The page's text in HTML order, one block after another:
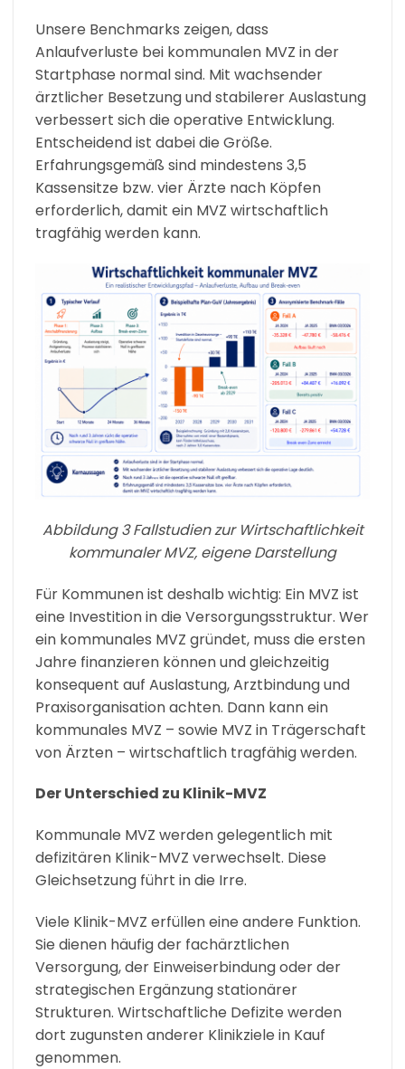
Unsere Benchmarks zeigen, dass
Anlaufverluste bei kommunalen MVZ in der
Startphase normal sind. Mit wachsender
ärztlicher Besetzung und stabilerer Auslastung
verbessert sich die operative Entwicklung.
Entscheidend ist dabei die Größe.
Erfahrungsgemäß sind mindestens 3,5
Kassensitze bzw. vier Ärzte nach Köpfen
erforderlich, damit ein MVZ wirtschaftlich
tragfähig werden kann.
Abbildung 3 Fallstudien zur Wirtschaftlichkeit
kommunaler MVZ, eigene Darstellung
Für Kommunen ist deshalb wichtig: Ein MVZ ist
eine Investition in die Versorgungsstruktur. Wer
ein kommunales MVZ gründet, muss die ersten
Jahre finanzieren können und gleichzeitig
konsequent auf Auslastung, Arztbindung und
Praxisorganisation achten. Dann kann ein
kommunales MVZ – sowie MVZ in Trägerschaft
von Ärzten – wirtschaftlich tragfähig werden.
Der Unterschied zu Klinik-MVZ
Kommunale MVZ werden gelegentlich mit
defizitären Klinik-MVZ verwechselt. Diese
Gleichsetzung führt in die Irre.
Viele Klinik-MVZ erfüllen eine andere Funktion.
Sie dienen häufig der fachärztlichen
Versorgung, der Einweiserbindung oder der
strategischen Ergänzung stationärer
Strukturen. Wirtschaftliche Defizite werden
dort zugunsten anderer Klinikziele in Kauf
genommen.